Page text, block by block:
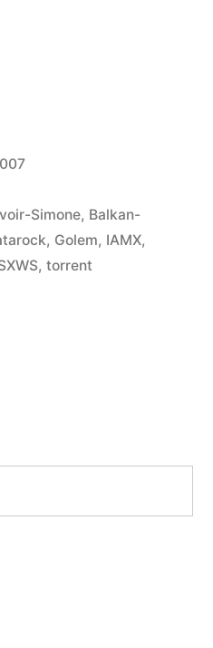
Simone, Balkan-
, Golem, IAMX,
, torrent